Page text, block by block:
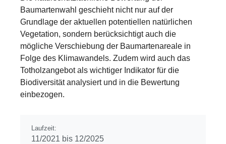
Baumartenwahl geschieht nicht nur auf der
Grundlage der aktuellen potentiellen natürlichen
Vegetation, sondern berücksichtigt auch die
mögliche Verschiebung der Baumartenareale in
Folge des Klimawandels. Zudem wird auch das
Totholzangebot als wichtiger Indikator für die
Biodiversität analysiert und in die Bewertung
einbezogen.
Laufzeit:
11/2021 bis 12/2025